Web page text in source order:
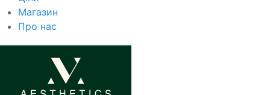
Магазин
Про нас